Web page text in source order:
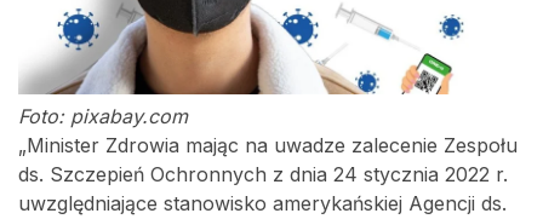
Foto: pixabay.com
„Minister Zdrowia mając na uwadze zalecenie Zespołu
ds. Szczepień Ochronnych z dnia 24 stycznia 2022 r.
uwzględniające stanowisko amerykańskiej Agencji ds.